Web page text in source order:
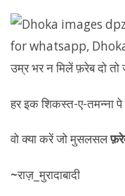
हर इक शिकस्त-ए-तमन्ना
वो क्या करें जो मुसलसल
~राज़_मुरादाबादी